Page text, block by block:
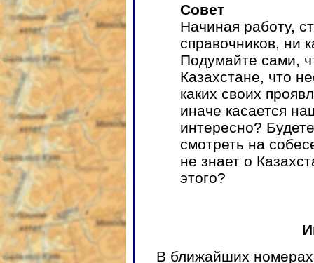
Совет
Начиная работу,
справочников, ни
Подумайте сами,
Казахстане, что
каких своих
иначе касается
интересно?
смотреть на
не знает о
этого?
В ближайших номерах